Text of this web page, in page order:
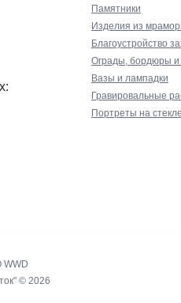
Памятники
Изделия из
Благоустройство
Ограды, бордюры и
Вазы и лампадки
Гравировальные
Портреты на
WWD
© 2026